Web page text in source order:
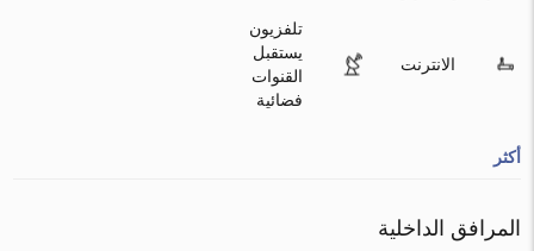
الانترنت
تلفزيون
يستقبل
القنوات
فضائية
أكثر
المرافق الداخلية